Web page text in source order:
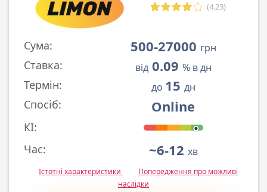
(4.23)
Сума: 500-27000 грн
Ставка: від0.09 % в дн
Термін: до 15 дн
Спосіб: Online
КІ:
Час:
~6-12 хв
Істотні характеристики
Попередження про можливі
наслідки